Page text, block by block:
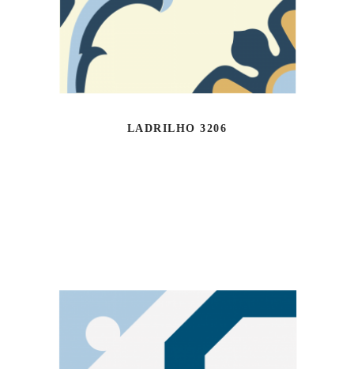
LADRILHO 3206